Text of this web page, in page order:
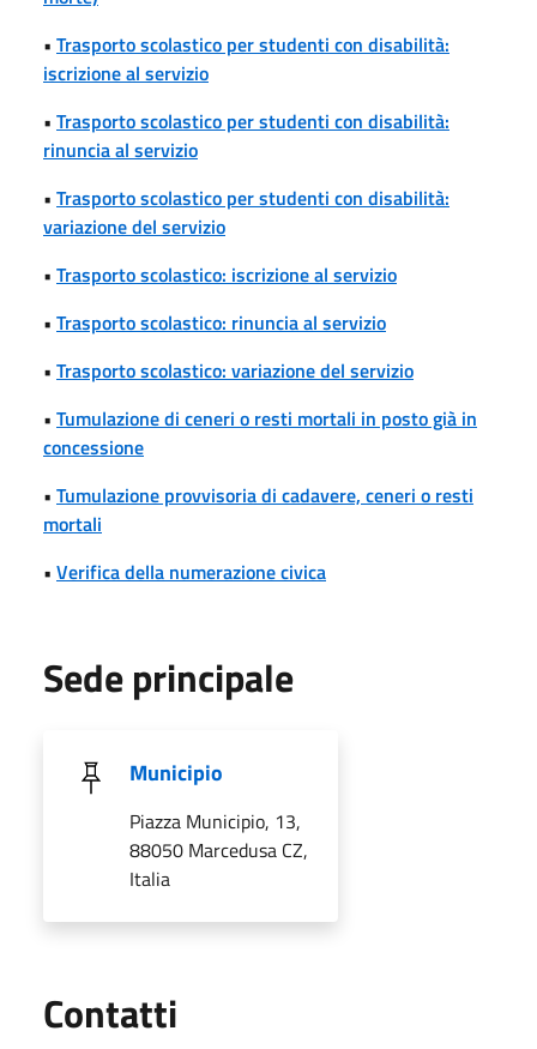
• Trasporto scolastico per studenti con disabilità:
iscrizione al servizio
• Trasporto scolastico per studenti con disabilità:
rinuncia al servizio
• Trasporto scolastico per studenti con disabilità:
variazione del servizio
• Trasporto scolastico: iscrizione al servizio
• Trasporto scolastico: rinuncia al servizio
• Trasporto scolastico: variazione del servizio
• Tumulazione di ceneri o resti mortali in posto già in
concessione
• Tumulazione provvisoria di cadavere, ceneri o resti
mortali
• Verifica della numerazione civica
Sede principale
Municipio
Piazza Municipio, 13,
88050 Marcedusa CZ,
Italia
Contatti